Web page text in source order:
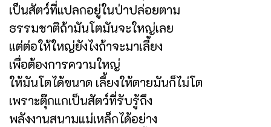
เป็นสัตว์ที่แปลกอยู่ในป่าปล่อยตาม
ธรรมชาติถ้ามันโตมันจะใหญ่เลย
แต่ต่อให้ใหญ่ยังไงถ้าจะมาเลี้ยง
เพื่อต้องการความใหญ่
ให้มันโตได้ขนาด เลี้ยงให้ตายมันก็ไม่โต
เพราะตุ๊กแกเป็นสัตว์ที่รับรู้ถึง
พลังงานสนามแม่เหล็กได้อย่าง